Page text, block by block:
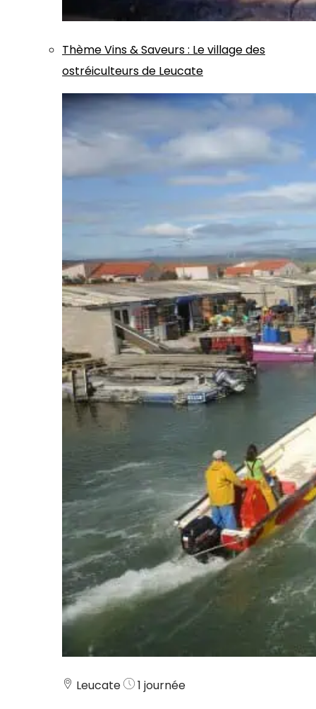
ThèmeVins & Saveurs: Le village des
ostréiculteurs de Leucate
Leucate
1 journée